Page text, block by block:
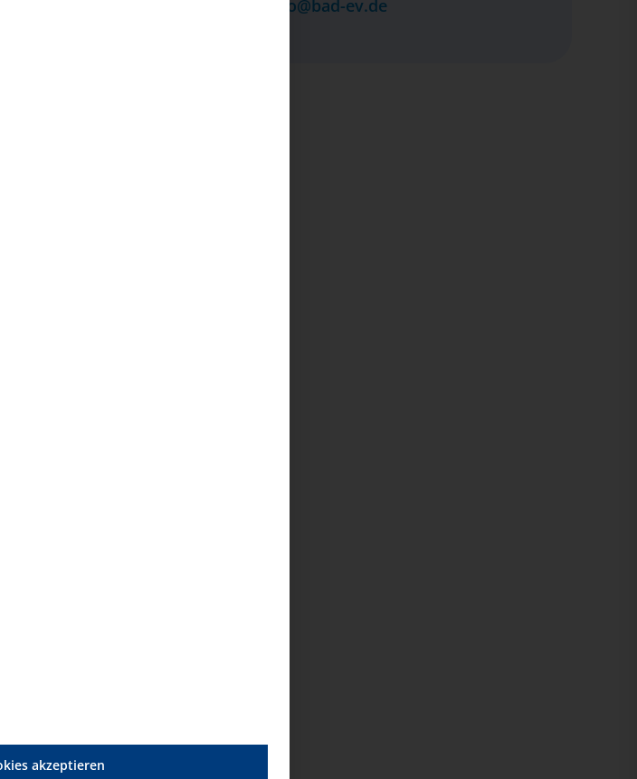
mit Bild und Ton
des
sich für
Managementebene in
dem
mit der QPR-
zu steigern?
Einrichtungen in der
und in der
info@bad-ev.de
akzeptieren